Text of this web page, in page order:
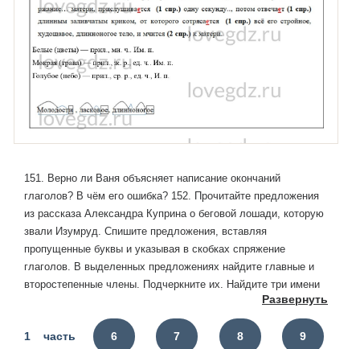
Развернуть
151. Верно ли Ваня объясняет написание окончаний
глаголов? В чём его ошибка? 152. Прочитайте предложения
из рассказа Александра Куприна о беговой лошади, которую
звали Изумруд. Спишите предложения, вставляя
пропущенные буквы и указывая в скобках спряжение
глаголов. В выделенных предложениях найдите главные и
второстепенные члены. Подчеркните их. Найдите три имени
прилагательных и разберите их как части речи. Слова
молодости, ласковое, длинноногое разберите по составу.
1 часть 6 7 8 9